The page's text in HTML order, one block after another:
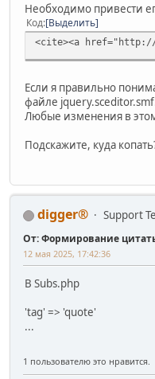
Необходимо привести
Код Выделить
<cite><a href="http://
Если я правильно
файле
Любые изменения в
Подскажите, куда
digger® Support
От: Формирование
12 мая 2025, 17:42:36
В Subs.php
'tag' => 'quote'
...
1 пользователю это нравится.